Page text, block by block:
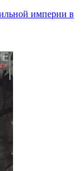
империи в